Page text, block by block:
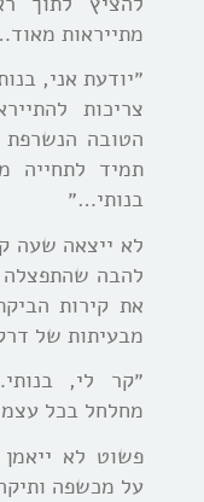
מתייראות
״יודעת אני,
צריכות
הטובה הנשרפת
תמיד לתחייה
בנותי…״
לא ייצאה שעה
להבה שהתפצלה
את קירות
מבעיתות של
״קר לי,
מחלחל בכל
פשוט לא
על מכשפה